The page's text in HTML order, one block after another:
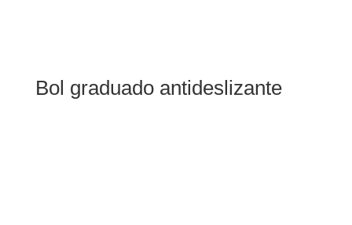
Bol graduado antideslizante